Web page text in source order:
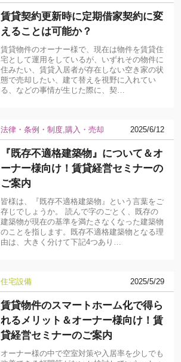
賃貸契約更新時に定期借家契約に変
えることは可能か？
賃貸物件のオーナー様で、現在は物件を賃貸住
宅として運用をしているが、いずれその物件に
住みたい、賃貸入居者が存在しない空き家の状
態で売却したい、建て替えを視野に入れてい
る、などの事情が生じた際に、契…
法律・条例・制度 購入・売却 2025/6/12
『既存不適格建築物』について＆オ
ーナー様向け！賃貸経営セミナーの
ご案内
皆様は、『既存不適格建築物』という言葉をご
存じでしょうか。 読んで字のごとく、既存の
建築物が現在の基準を満たさなくなった建築物
のことを指します。既存不適格建築物となる理
由は、大きく分けて下記4つあり…
住宅設備 2025/5/29
賃貸物件のスマートホーム化で得ら
れるメリット＆オーナー様向け！賃
貸経営セミナーのご案内
オーナー様の中で空室対策や入居率を少しでも